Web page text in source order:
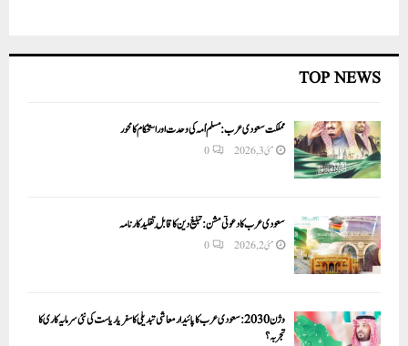
TOP NEWS
مملکت سعودی عرب: مسلم اُمہ کی وحدت اور استحکام کا محور
مئی 3, 2026 0
سعودی عرب کا دعوتی مشن: تبلیغ دین کا قابلِ تقلید کارنامہ
مئی 2, 2026 0
وژن 2030:سعودی عرب کا پائیدار معاشی تبدیلی کا سفر یا ریاست کی نئی سرمایہ کاری کا
تجربہ؟